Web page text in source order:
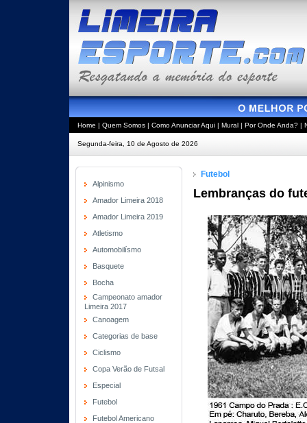
Home | Quem Somos | Como Anunciar Aqui | Mural | Por Onde Anda? |
Segunda-feira, 10 de Agosto de 2026
Alpinismo
Amador Limeira 2018
Amador Limeira 2019
Atletismo
Automobilísmo
Basquete
Bocha
Campeonato amador
Limeira 2017
Canoagem
Categorias de base
Ciclismo
Copa Verão de Futsal
Especial
Futebol
Futebol Americano
Futebol
Lembranças do